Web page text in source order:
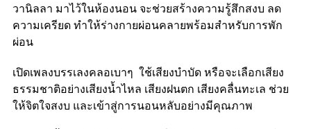
วานิลลา มาไว้ในห้องนอน จะช่วยสร้างความรู้สึกสงบ ลด
ความเครียด ทำให้ร่างกายผ่อนคลายพร้อมสำหรับการพัก
ผ่อน
เปิดเพลงบรรเลงคลอเบาๆ ใช้เสียงบำบัด หรือจะเลือกเสียง
ธรรมชาติอย่างเสียงน้ำไหล เสียงฝนตก เสียงคลื่นทะเล ช่วย
ให้จิตใจสงบ และเข้าสู่การนอนหลับอย่างมีคุณภาพ